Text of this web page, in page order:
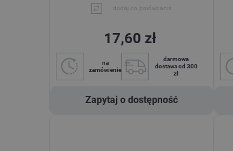
dodaj do porównania
17,60 zł
na
zamówienie
darmowa
dostawa od 300
zł
Zapytaj o dostępność